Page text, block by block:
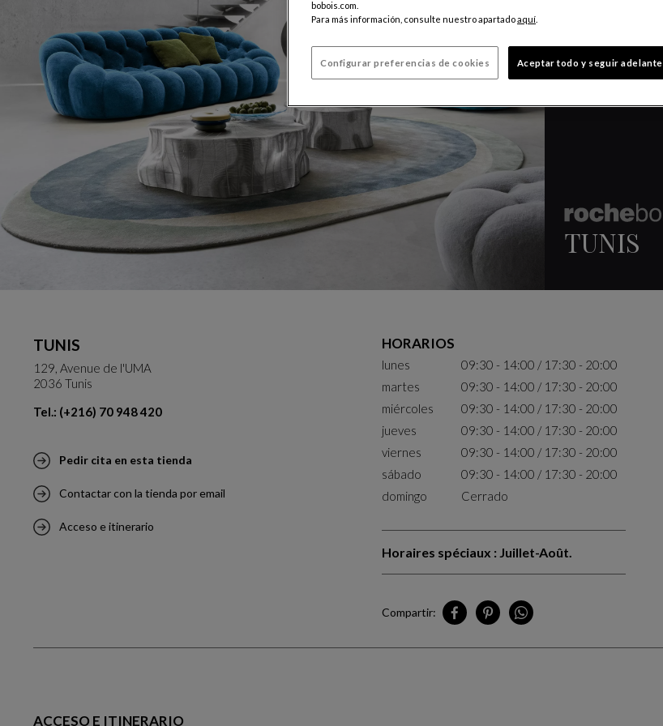
TUNIS
TUNIS
129, Avenue de l'UMA
2036 Tunis
Tel.: (+216) 70 948 420
Pedir cita en esta tienda
Contactar con la tienda por email
Acceso e itinerario
HORARIOS
lunes
09:30 - 14:00 / 17:30 - 20:00
martes
09:30 - 14:00 / 17:30 - 20:00
miércoles
09:30 - 14:00 / 17:30 - 20:00
jueves
09:30 - 14:00 / 17:30 - 20:00
viernes
09:30 - 14:00 / 17:30 - 20:00
sábado
09:30 - 14:00 / 17:30 - 20:00
domingo
Cerrado
Horaires spéciaux : Juillet-Août.
Compartir:
ACCESO E ITINERARIO
bobois.com.
Para más información, consulte nuestro apartadoaquí
Configurar preferencias de cookies Aceptar todo y seguir adelante